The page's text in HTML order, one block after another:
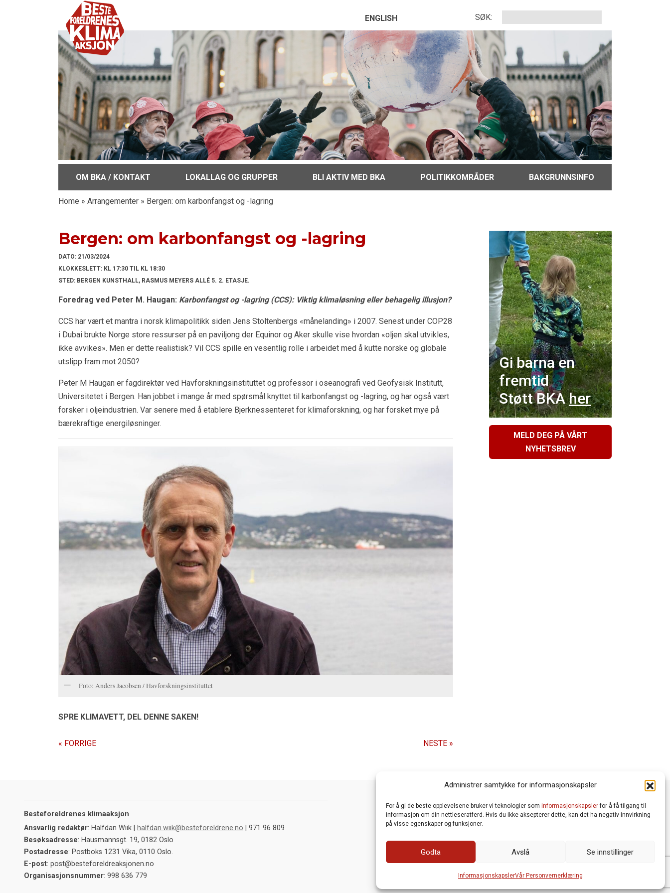
Administrer samtykke for informasjonskapsler
For å gi de beste opplevelsene bruker vi teknologier som informasjonskapslerfor å få tilgang til
informasjon om din nettleseratferd. Hvis du ikke aksepterer dette, kan det ha negativ innvirkning
på visse egenskaper og funksjoner.
Godta Avslå Se innstillinger
InformasjonskapslerVår Personvernerklæring
ENGLISH SØK:
OM BKA / KONTAKT LOKALLAG OG GRUPPER BLI AKTIV MED BKA POLITIKKOMRÅDER BAKGRUNNSINFO
Home » Arrangementer » Bergen: om karbonfangst og -lagring
Bergen: om karbonfangst og -lagring
DATO: 21/03/2024
KLOKKESLETT: KL 17:30 TIL KL 18:30
STED: BERGEN KUNSTHALL, RASMUS MEYERS ALLÉ 5. 2. ETASJE.
Foredrag ved Peter M. Haugan: Karbonfangst og -lagring (CCS): Viktig klimaløsning eller behagelig illusjon?
CCS har vært et mantra i norsk klimapolitikk siden Jens Stoltenbergs «månelanding» i 2007. Senest under COP28
i Dubai brukte Norge store ressurser på en paviljong der Equinor og Aker skulle vise hvordan «oljen skal utvikles,
ikke avvikes». Men er dette realistisk? Vil CCS spille en vesentlig rolle i arbeidet med å kutte norske og globale
utslipp fram mot 2050?
Peter M Haugan er fagdirektør ved Havforskningsinstituttet og professor i oseanografi ved Geofysisk Institutt,
Universitetet i Bergen. Han jobbet i mange år med spørsmål knyttet til karbonfangst og -lagring, og har også vært
forsker i oljeindustrien. Var senere med å etablere Bjerknessenteret for klimaforskning, og har forsket mye på
bærekraftige energiløsninger.
Foto: Anders Jacobsen / Havforskningsinstituttet
SPRE KLIMAVETT, DEL DENNE SAKEN!
« FORRIGE NESTE »
Gi barna en
fremtid
Støtt BKAher
MELD DEG PÅ VÅRT
NYHETSBREV
Besteforeldrenes klimaaksjon
Ansvarlig redaktør: Halfdan Wiik | halfdan.wiik@besteforeldrene.no | 971 96 809
Besøksadresse: Hausmannsgt. 19, 0182 Oslo
Postadresse: Postboks 1231 Vika, 0110 Oslo.
E-post: post@besteforeldreaksjonen.no
Organisasjonsnummer: 998 636 779
Vår Personvernerklæring Informasjonskapsler (Cookies)
Frameworks AS| Logo av Blanke Ark | Design av Merete Bertheau